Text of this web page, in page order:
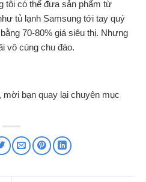
tôi có thể đưa sản phẩm từ
tủ lạnh Samsung tới tay quý
70-80% giá siêu thị. Nhưng
vô cùng chu đáo.
mời bạn quay lại chuyên mục